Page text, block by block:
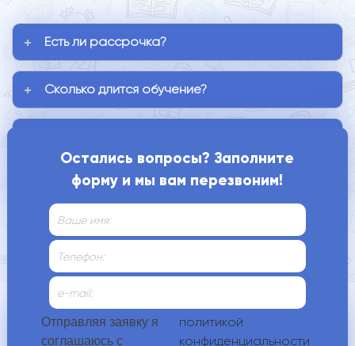
Есть ли рассрочка?
Сколько длится обучение?
Как нас найти?
Контакты
Остались вопросы? Заполните
форму и мы вам перезвоним!
Отправляя заявку я
соглашаюсь с
политикой
конфиденциальности